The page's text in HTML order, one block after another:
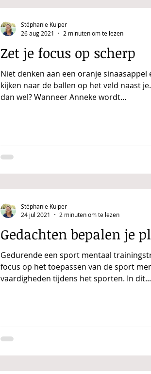
Zet je focus op scherp
Niet denken aan een oranje
kijken naar de ballen op het veld naast
dan wel? Wanneer Anneke wordt...
Stéphanie Kuiper
26 aug 2021
2 minuten om te lezen
Gedachten bepalen je
Gedurende een sport mentaal
focus op het toepassen van de sport
vaardigheden tijdens het sporten. In dit...
Stéphanie Kuiper
24 jul 2021
2 minuten om te lezen